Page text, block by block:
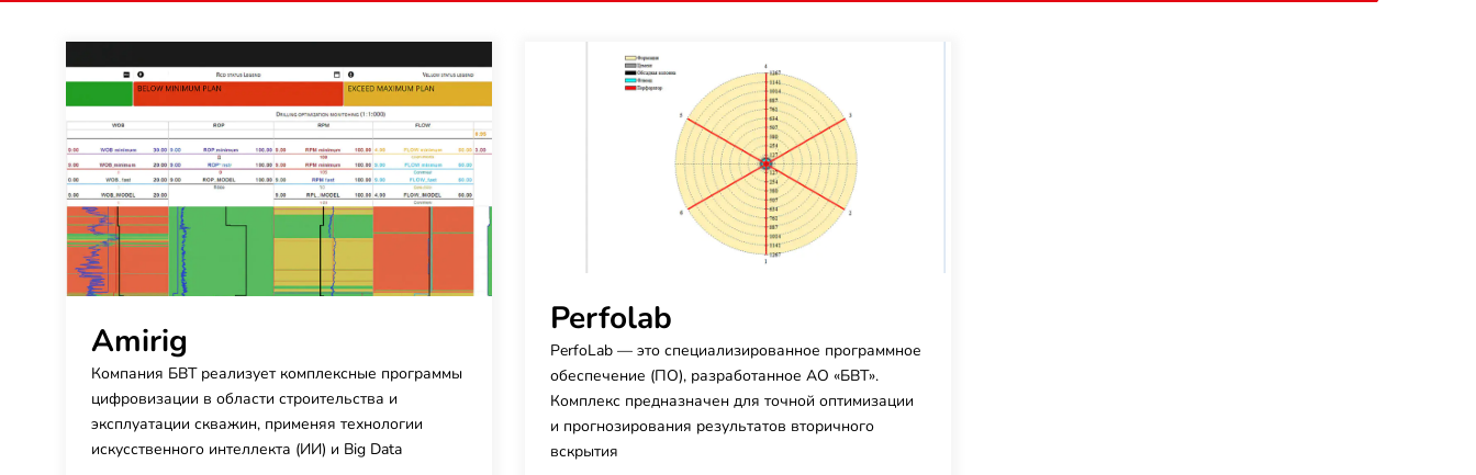
Amirig
Компания БВТ реализует комплексные программы
цифровизации в области строительства и
эксплуатации скважин, применяя технологии
искусственного интеллекта (ИИ) и Big Data
Perfolab
PerfoLab — это специализированное программное
обеспечение (ПО), разработанное АО «БВТ».
Комплекс предназначен для точной оптимизации
и прогнозирования результатов вторичного
вскрытия